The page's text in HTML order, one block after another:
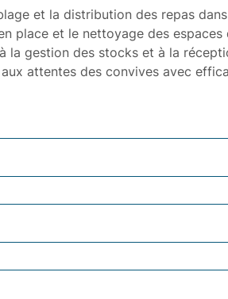
et la distribution des repas
place et le nettoyage des
gestion des stocks et à la
attentes des convives avec